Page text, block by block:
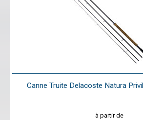
Canne Truite Delacoste Natura
à partir de